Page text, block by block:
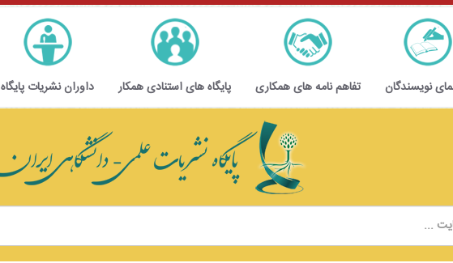
نویسندگان تفاهم نامه های همکاری پایگاه های استنادی همکار داوران نشریات پایگاه